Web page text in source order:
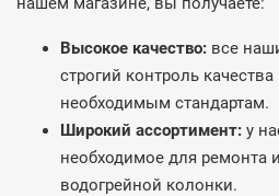
Высокое качество: все
строгий контроль
необходимым стандартам.
Широкий ассортимент: у
необходимое для ремонта
водогрейной колонки.